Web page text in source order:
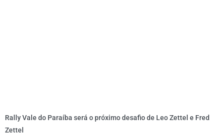
Rally Vale do Paraíba será o próximo desafio de Leo Zettel e Fred
Zettel